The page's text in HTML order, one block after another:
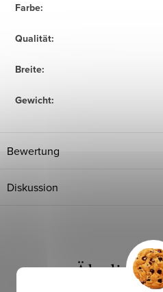
Farbe:
Qualität:
Breite:
Gewicht:
Bewertung
Diskussion